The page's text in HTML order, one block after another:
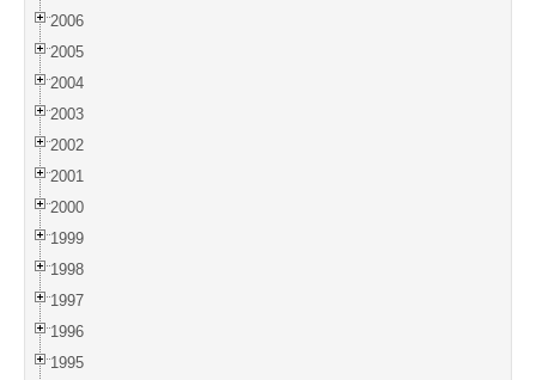
2006
2005
2004
2003
2002
2001
2000
1999
1998
1997
1996
1995